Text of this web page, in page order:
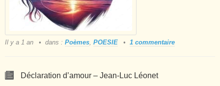
Il y a 1 an dans : Poèmes POESIE 1 commentaire
Déclaration d’amour – Jean-Luc Léonet